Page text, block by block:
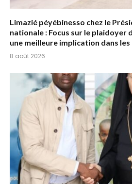
Limazié péyébinesso chez le
nationale : Focus sur le plaidoyer
une meilleure implication dans
8 août 2026